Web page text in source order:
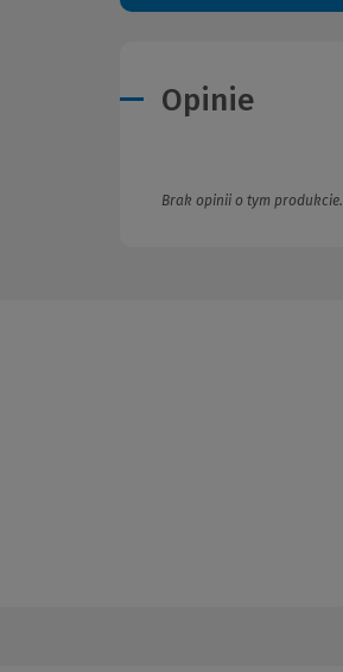
Opinie
Brak opinii o tym produkcie.